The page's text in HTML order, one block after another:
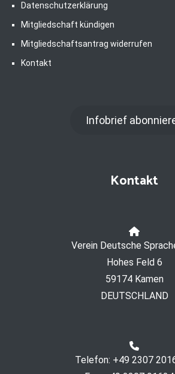
Datenschutzerklärung
Mitgliedschaft kündigen
Mitgliedschaftsantrag widerrufen
Kontakt
Infobrief
Kontakt
Verein Deutsche
Hohes Feld 6
59174 Kamen
DEUTSCHLAND
Telefon: +49 2307